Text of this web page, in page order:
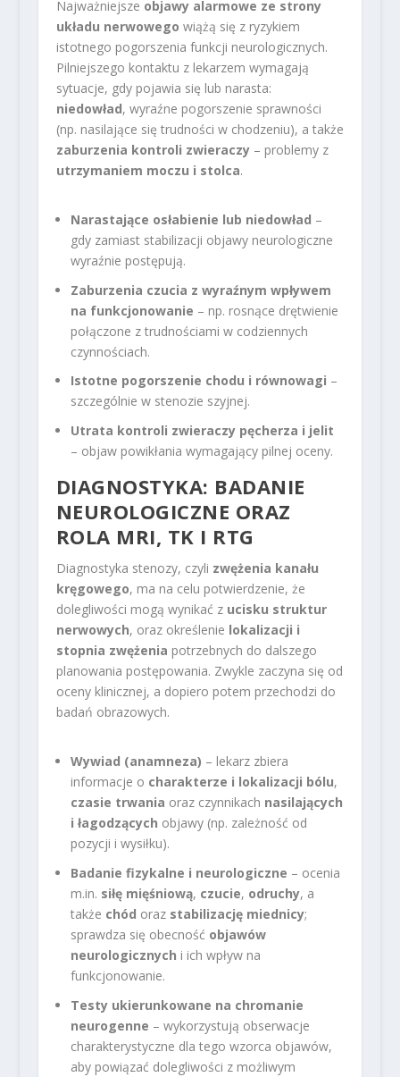
Najważniejsze objawy alarmowe ze strony
układu nerwowego wiążą się z ryzykiem
istotnego pogorszenia funkcji neurologicznych.
Pilniejszego kontaktu z lekarzem wymagają
sytuacje, gdy pojawia się lub narasta:
niedowład, wyraźne pogorszenie sprawności
(np. nasilające się trudności w chodzeniu), a także
zaburzenia kontroli zwieraczy– problemy z
utrzymaniem moczu i stolca.
Narastające osłabienie lub niedowład –
gdy zamiast stabilizacji objawy neurologiczne
wyraźnie postępują.
Zaburzenia czucia z wyraźnym wpływem
na funkcjonowanie – np. rosnące drętwienie
połączone z trudnościami w codziennych
czynnościach.
Istotne pogorszenie chodu i równowagi –
szczególnie w stenozie szyjnej.
Utrata kontroli zwieraczy pęcherza i jelit
– objaw powikłania wymagający pilnej oceny.
DIAGNOSTYKA: BADANIE
NEUROLOGICZNE ORAZ
ROLA MRI, TK I RTG
Diagnostyka stenozy, czyli zwężenia kanału
kręgowego, ma na celu potwierdzenie, że
dolegliwości mogą wynikać z ucisku struktur
nerwowych, oraz określenie lokalizacji i
stopnia zwężenia potrzebnych do dalszego
planowania postępowania. Zwykle zaczyna się od
oceny klinicznej, a dopiero potem przechodzi do
badań obrazowych.
Wywiad (anamneza) – lekarz zbiera
informacje o charakterze i lokalizacji bólu,
czasie trwania oraz czynnikach nasilających
i łagodzących objawy (np. zależność od
pozycji i wysiłku).
Badanie fizykalne i neurologiczne – ocenia
m.in. siłę mięśniową, czucie, odruchy, a
także chód oraz stabilizację miednicy;
sprawdza się obecność objawów
neurologicznych i ich wpływ na
funkcjonowanie.
Testy ukierunkowane na chromanie
neurogenne – wykorzystują obserwacje
charakterystyczne dla tego wzorca objawów,
aby powiązać dolegliwości z możliwym